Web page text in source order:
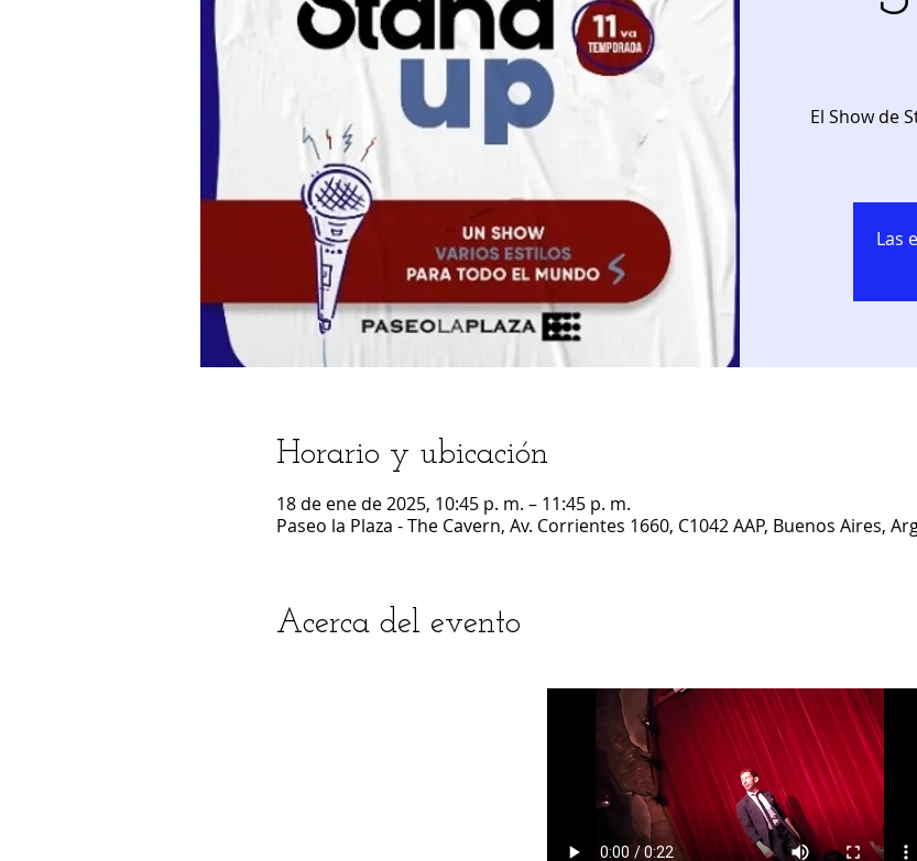
El Show de
Las
Horario y ubicación
18 de ene de 2025, 10:45 p. m. – 11:45 p. m.
Paseo la Plaza - The Cavern, Av. Corrientes 1660, C1042 AAP, Buenos Aires,
Acerca del evento